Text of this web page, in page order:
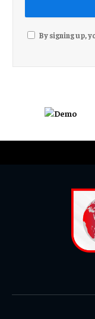
By signing up,